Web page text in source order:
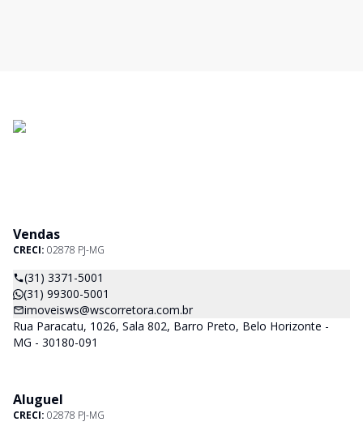
Vendas
CRECI: 02878 PJ-MG
(31) 3371-5001
(31) 99300-5001
imoveisws@wscorretora.com.br
Rua Paracatu, 1026, Sala 802, Barro Preto, Belo Horizonte -
MG - 30180-091
Aluguel
CRECI: 02878 PJ-MG